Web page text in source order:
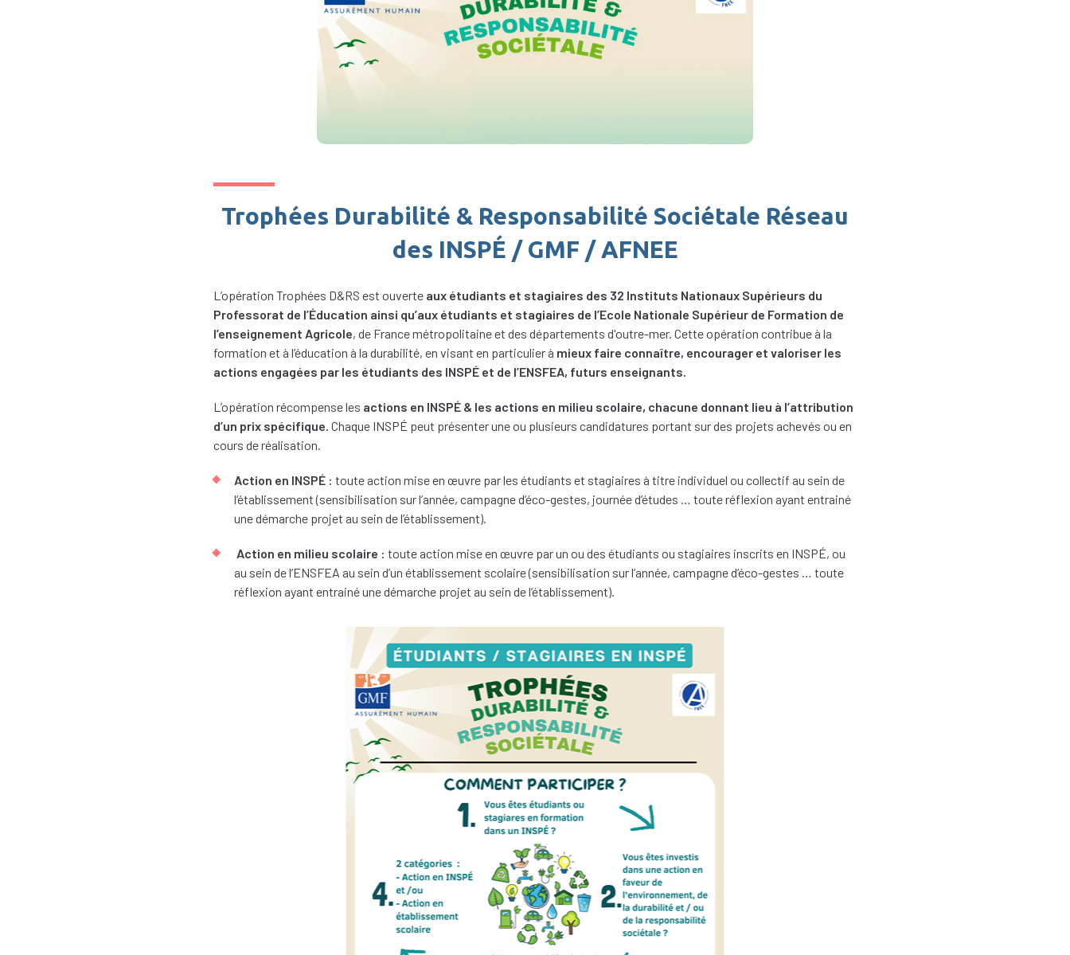
Trophées Durabilité & Responsabilité Sociétale Réseau
des INSPÉ / GMF / AFNEE
L’opération Trophées D&RS est ouverte aux étudiants et stagiaires des 32 Instituts Nationaux Supérieurs du
Professorat de l’Éducation ainsi qu’aux étudiants et stagiaires de l’Ecole Nationale Supérieur de Formation de
l’enseignement Agricole, de France métropolitaine et des départements d'outre-mer. Cette opération contribue à la
formation et à l’éducation à la durabilité, en visant en particulier à mieux faire connaître, encourager et valoriser les
actions engagées par les étudiants des INSPÉ et de l’ENSFEA, futurs enseignants.
L’opération récompense les actions en INSPÉ & les actions en milieu scolaire, chacune donnant lieu à l’attribution
d’un prix spécifique. Chaque INSPÉ peut présenter une ou plusieurs candidatures portant sur des projets achevés ou en
cours de réalisation.
Action en INSPÉ : toute action mise en œuvre par les étudiants et stagiaires à titre individuel ou collectif au sein de
l’établissement (sensibilisation sur l’année, campagne d’éco-gestes, journée d’études … toute réflexion ayant entrainé
une démarche projet au sein de l’établissement).
Action en milieu scolaire : toute action mise en œuvre par un ou des étudiants ou stagiaires inscrits en INSPÉ, ou
au sein de l’ENSFEA au sein d’un établissement scolaire (sensibilisation sur l’année, campagne d’éco-gestes … toute
réflexion ayant entrainé une démarche projet au sein de l’établissement).